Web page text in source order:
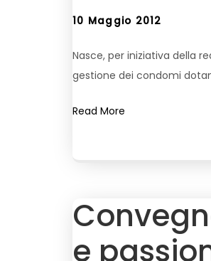
10 Maggio 2012
Nasce, per iniziativa della
gestione dei condomi
Read More
e